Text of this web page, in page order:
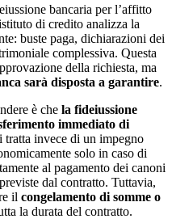
bancaria per l’affitto
di credito analizza la
buste paga, dichiarazioni dei
complessiva. Questa
della richiesta, ma
sarà disposta a garantire.
è che la fideiussione
immediato di
invece di un impegno
solo in caso di
al pagamento dei canoni
dal contratto. Tuttavia,
il congelamento di somme o
la durata del contratto.